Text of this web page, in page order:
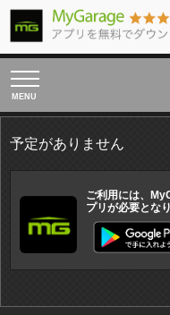
toggle
navigation
予定がありません
ご利用には、
プリが必要となり